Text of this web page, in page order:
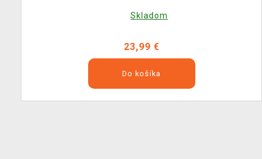
Skladom
23,99 €
Do košíka